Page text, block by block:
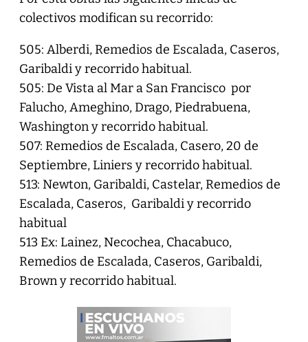
colectivos modifican su recorrido:
505: Alberdi, Remedios de Escalada, Caseros,
Garibaldi y recorrido habitual.
505: De Vista al Mar a San Francisco por
Falucho, Ameghino, Drago, Piedrabuena,
Washington y recorrido habitual.
507: Remedios de Escalada, Casero, 20 de
Septiembre, Liniers y recorrido habitual.
513: Newton, Garibaldi, Castelar, Remedios de
Escalada, Caseros, Garibaldi y recorrido
habitual
513 Ex: Lainez, Necochea, Chacabuco,
Remedios de Escalada, Caseros, Garibaldi,
Brown y recorrido habitual.